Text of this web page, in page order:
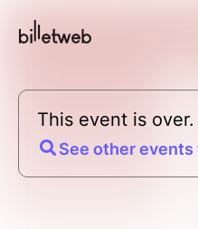
This event is over.
See other